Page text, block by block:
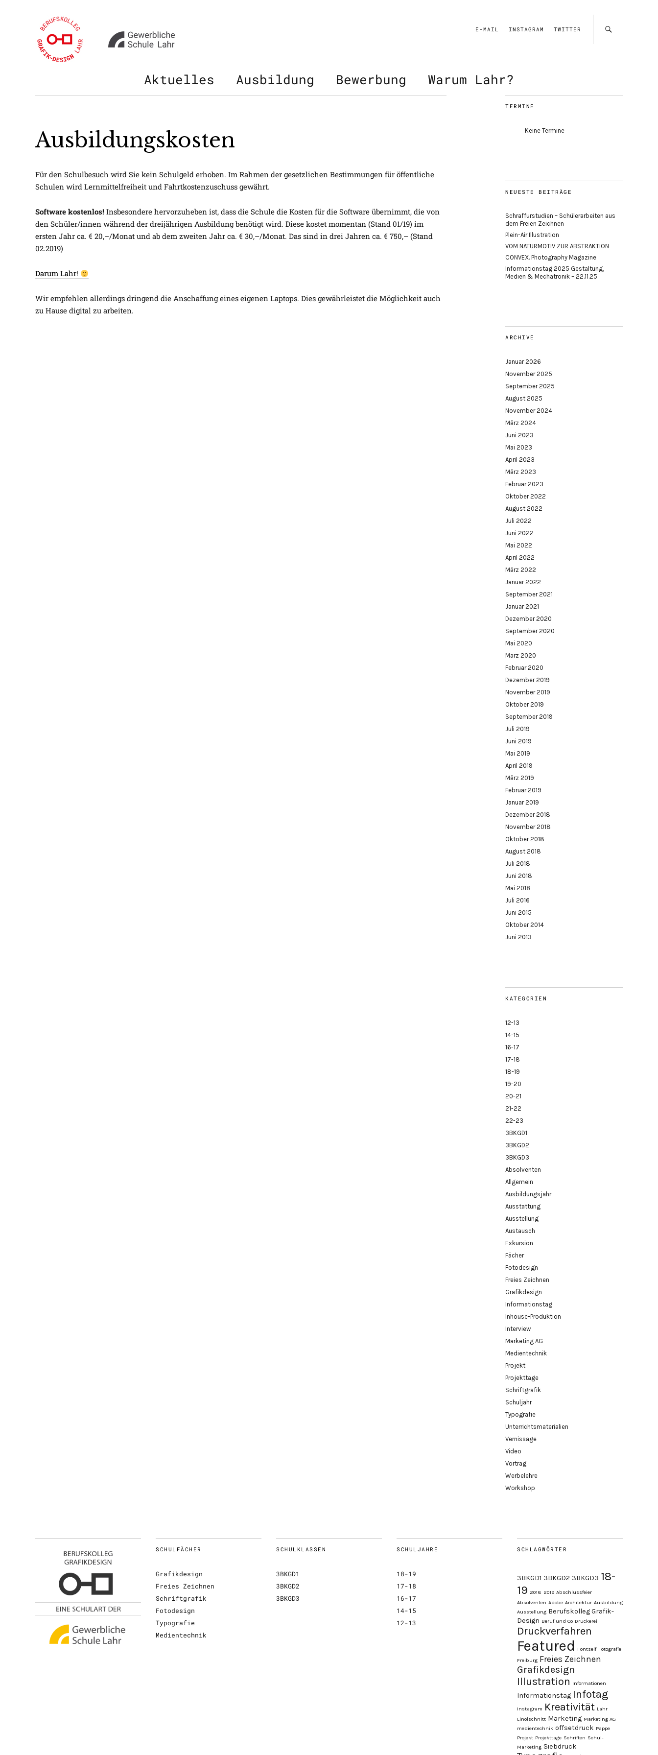
E-MAIL INSTAGRAM TWITTER
Aktuelles Ausbildung Bewerbung Warum Lahr?
Ausbildungskosten
Für den Schulbesuch wird Sie kein Schulgeld erhoben. Im Rahmen der gesetzlichen Bestimmungen für öffentliche
Schulen wird Lernmittelfreiheit und Fahrtkostenzuschuss gewährt.
Software kostenlos! Insbesondere hervorzuheben ist, dass die Schule die Kosten für die Software übernimmt, die von
den Schüler/innen während der dreijährigen Ausbildung benötigt wird. Diese kostet momentan (Stand 01/19) im
ersten Jahr ca. € 20,–/Monat und ab dem zweiten Jahr ca. € 30,–/Monat. Das sind in drei Jahren ca. € 750,– (Stand
02.2019)
Darum Lahr!
Wir empfehlen allerdings dringend die Anschaffung eines eigenen Laptops. Dies gewährleistet die Möglichkeit auch
zu Hause digital zu arbeiten.
TERMINE
Keine Termine
NEUESTE BEITRÄGE
Schraffurstudien – Schülerarbeiten aus
dem Freien Zeichnen
Plein-Air Illustration
VOM NATURMOTIV ZUR ABSTRAKTION
CONVEX. Photography Magazine
Informationstag 2025 Gestaltung,
Medien & Mechatronik – 22.11.25
ARCHIVE
Januar 2026
November 2025
September 2025
August 2025
November 2024
März 2024
Juni 2023
Mai 2023
April 2023
März 2023
Februar 2023
Oktober 2022
August 2022
Juli 2022
Juni 2022
Mai 2022
April 2022
März 2022
Januar 2022
September 2021
Januar 2021
Dezember 2020
September 2020
Mai 2020
März 2020
Februar 2020
Dezember 2019
November 2019
Oktober 2019
September 2019
Juli 2019
Juni 2019
Mai 2019
April 2019
März 2019
Februar 2019
Januar 2019
Dezember 2018
November 2018
Oktober 2018
August 2018
Juli 2018
Juni 2018
Mai 2018
Juli 2016
Juni 2015
Oktober 2014
Juni 2013
KATEGORIEN
12-13
14-15
16-17
17-18
18-19
19-20
20-21
21-22
22-23
3BKGD1
3BKGD2
3BKGD3
Absolventen
Allgemein
Ausbildungsjahr
Ausstattung
Ausstellung
Austausch
Exkursion
Fächer
Fotodesign
Freies Zeichnen
Grafikdesign
Informationstag
Inhouse-Produktion
Interview
Marketing AG
Medientechnik
Projekt
Projekttage
Schriftgrafik
Schuljahr
Typografie
Unterrichtsmaterialien
Vernissage
Video
Vortrag
Werbelehre
Workshop
SCHULFÄCHER
Grafikdesign
Freies Zeichnen
Schriftgrafik
Fotodesign
Typografie
Medientechnik
SCHULKLASSEN
3BKGD1
3BKGD2
3BKGD3
SCHULJAHRE
18-19
17-18
16-17
14-15
12-13
SCHLAGWÖRTER
3BKGD1 3BKGD2 3BKGD3 18-
19 2018 2019 Abschlussfeier
Absolventen Adobe Architektur Ausbildung
Ausstellung Berufskolleg Grafik-
Design Beruf und Co Druckerei
Druckverfahren
Featured Fontself Fotografie
Freiburg Freies Zeichnen
Grafikdesign
Illustration Informationen
Informationstag Infotag
Instagram Kreativität Lahr
Linolschnitt Marketing Marketing AG
medientechnik offsetdruck Pappe
Projekt Projekttage Schriften Schul-
Marketing Siebdruck